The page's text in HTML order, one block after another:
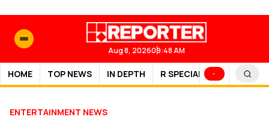
Aug 8, 202609:48 AM
HOME TOP NEWS IN DEPTH R SPECIAL SPORTS
ENTERTAINMENT NEWS